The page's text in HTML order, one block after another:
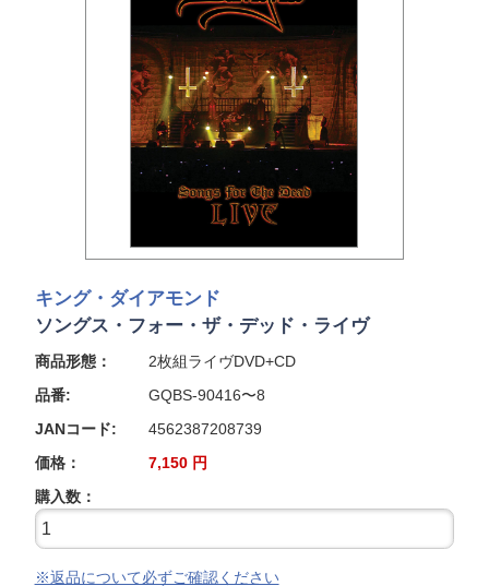
キング・ダイアモンド
ソングス・フォー・ザ・デッド・ライヴ
商品形態：
2枚組ライヴDVD+CD
品番:
GQBS-90416〜8
JANコード:
4562387208739
価格：
7,150 円
購入数：
※返品について必ずご確認ください